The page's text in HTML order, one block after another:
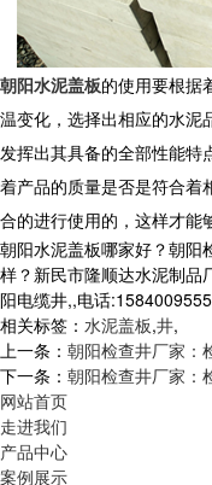
朝阳水泥盖板的使用要根据
温变化，选择出相应的水泥
发挥出其具备的全部性能特
着产品的质量是否是符合着
合的进行使用的，这样才能
朝阳水泥盖板哪家好？朝阳
样？新民市隆顺达水泥制品
阳电缆井,,电话
相关标签： 水泥盖板,井,
上一条： 朝阳检查井厂家：
下一条： 朝阳检查井厂家：
网站首页
走进我们
产品中心
案例展示